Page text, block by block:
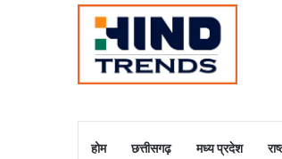
होम छत्तीसगढ़ मध्य प्रदेश